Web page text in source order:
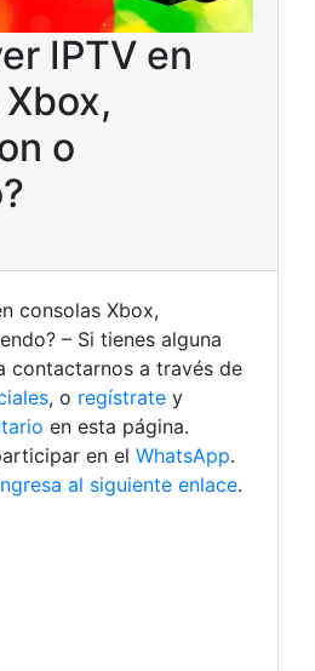
IPTV en
o
consolas Xbox,
– Si tienes alguna
contactarnos a través de
, o regístrate y
en esta página.
en el WhatsApp.
al siguiente enlace.